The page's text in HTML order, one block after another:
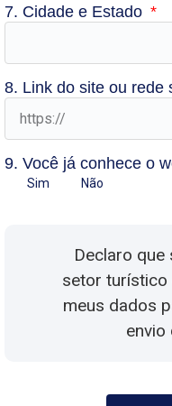
7. Cidade e Estado
8. Link do site ou rede
9. Você já conhece o
Sim Não
Declaro
setor turístico
meus dados